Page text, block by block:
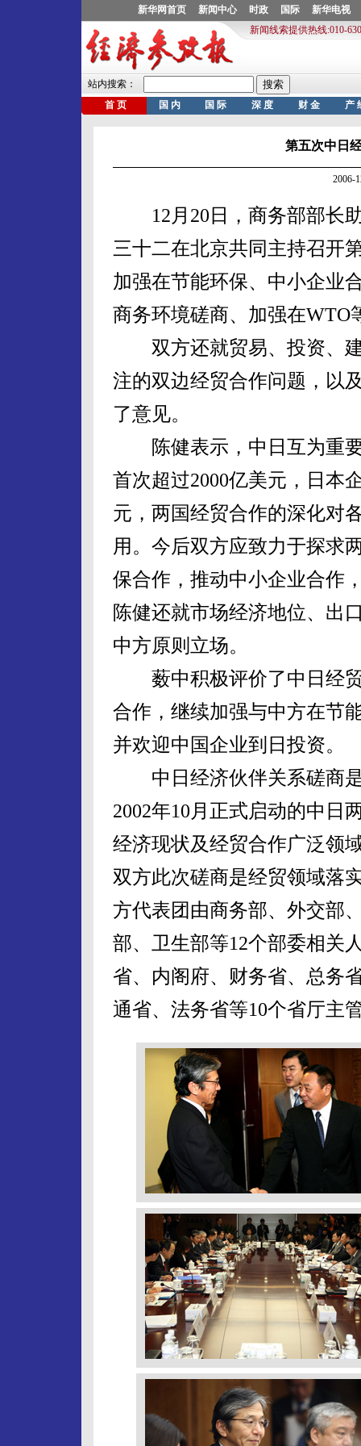
第五次中日
2006-
12月20日，商务部部长助
三十二在北京共同主持召开
加强在节能环保、中小企业
商务环境磋商、加强在WTO
双方还就贸易、投资、建
注的双边经贸合作问题，以
了意见。
陈健表示，中日互为重要
首次超过2000亿美元，日本
元，两国经贸合作的深化对
用。今后双方应致力于探求
保合作，推动中小企业合作
陈健还就市场经济地位、出
中方原则立场。
薮中积极评价了中日经贸
合作，继续加强与中方在节
并欢迎中国企业到日投资。
中日经济伙伴关系磋商是
2002年10月正式启动的中日
经济现状及经贸合作广泛领
双方此次磋商是经贸领域落
方代表团由商务部、外交部
部、卫生部等12个部委相关
省、内阁府、财务省、总务
通省、法务省等10个省厅主